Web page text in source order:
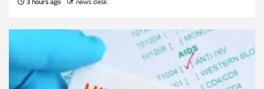
3 hours ago news desk